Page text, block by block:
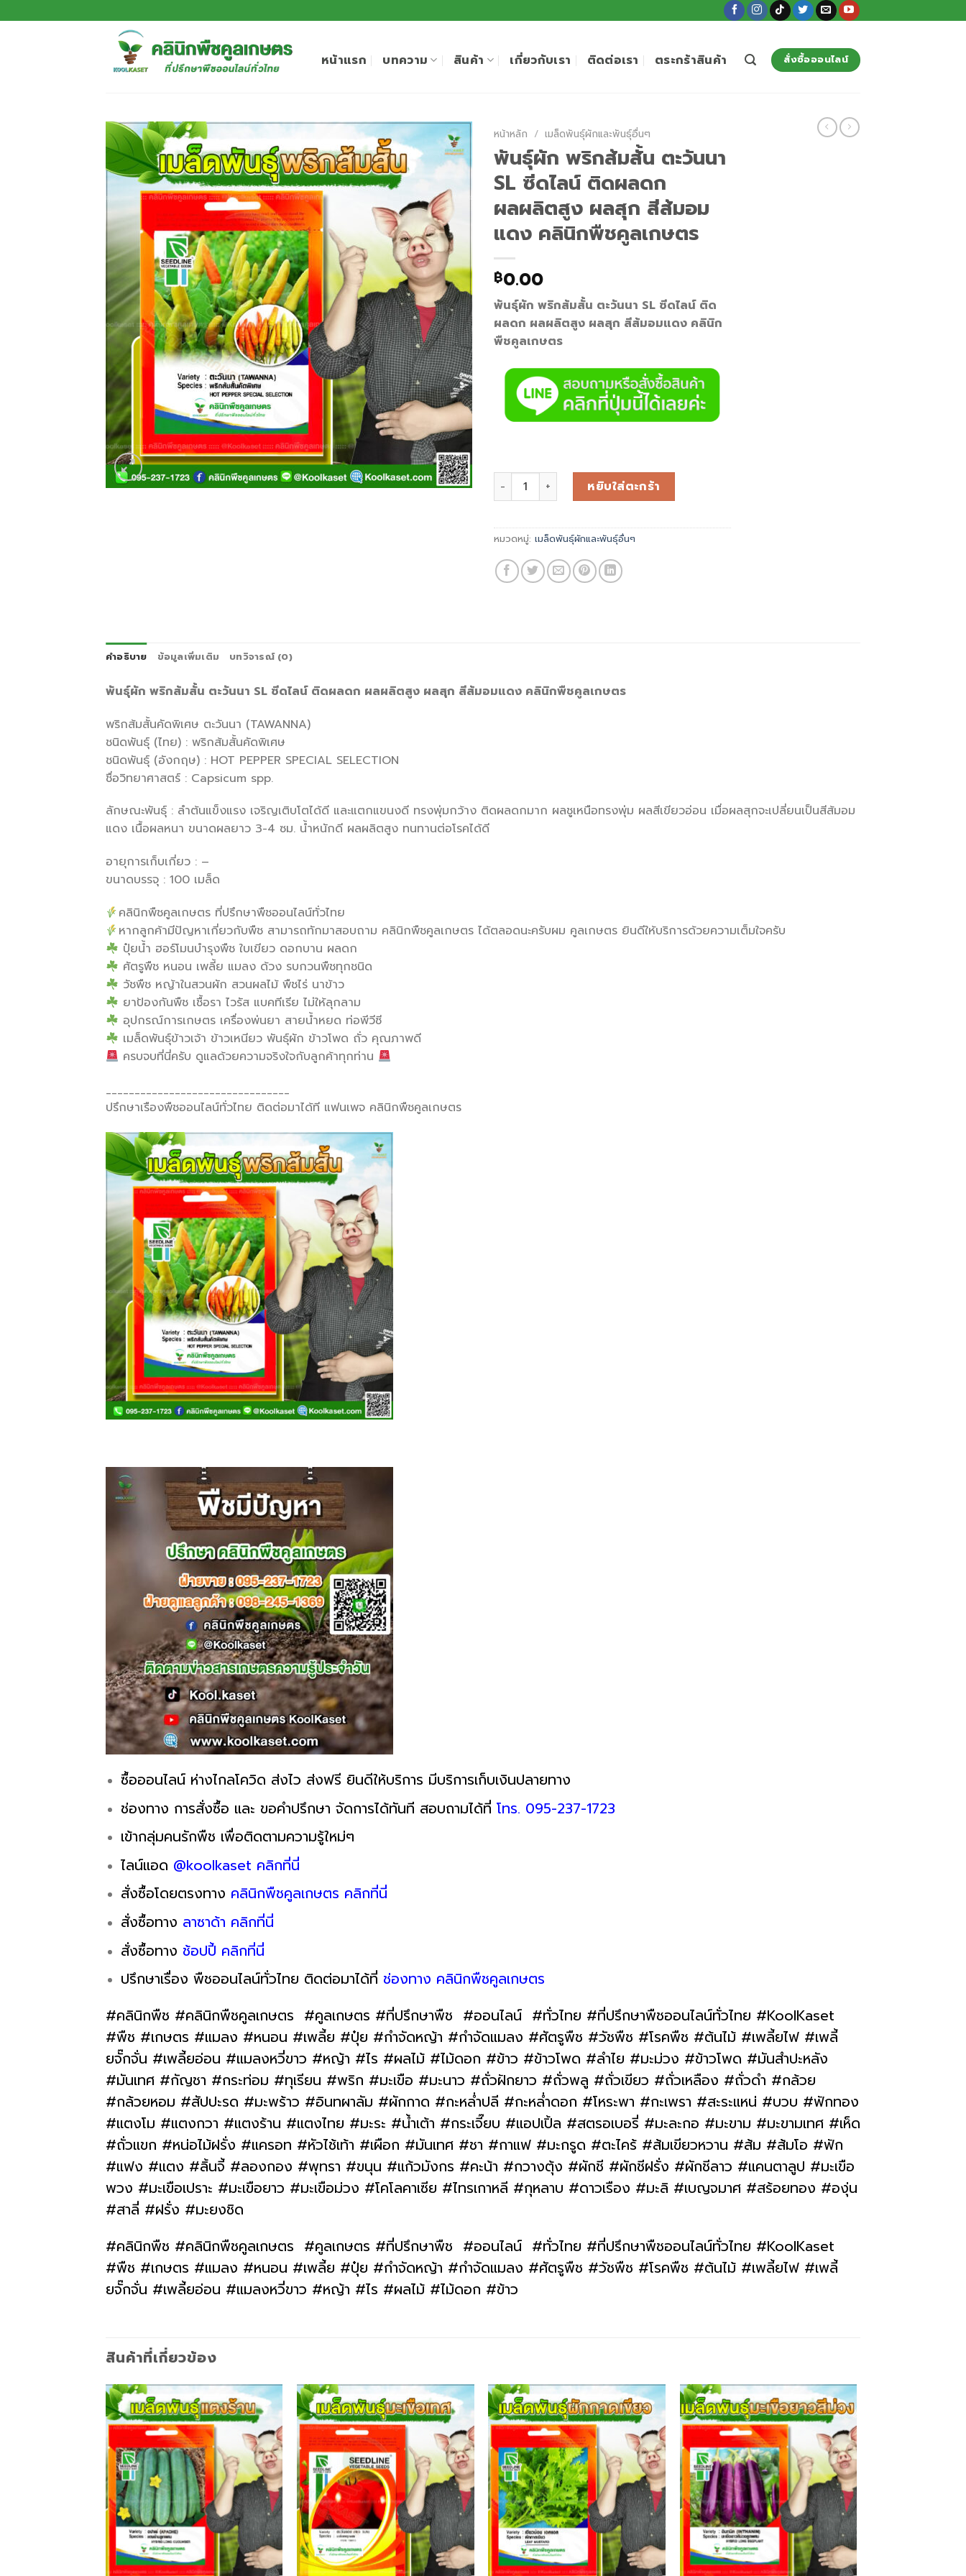
หน้าแรก บทความ สินค้า เกี่ยวกับเรา ติดต่อเรา ตระกร้าสินค้า สั่งซื้อออนไลน์
หน้าหลัก / เมล็ดพันธุ์ผักและพันธุ์อื่นๆ
พันธุ์ผัก พริกส้มสั้น ตะวันนา
SL ซีดไลน์ ติดผลดก
ผลผลิตสูง ผลสุก สีส้มอม
แดง คลินิกพืชคูลเกษตร
฿0.00
พันธุ์ผัก พริกส้มสั้น ตะวันนา SL ซีดไลน์ ติด
ผลดก ผลผลิตสูง ผลสุก สีส้มอมแดง คลินิก
พืชคูลเกษตร
หยิบใส่ตะกร้า
หมวดหมู่: เมล็ดพันธุ์ผักและพันธุ์อื่นๆ
คำอธิบาย ข้อมูลเพิ่มเติม บทวิจารณ์ (0)
พันธุ์ผัก พริกส้มสั้น ตะวันนา SL ซีดไลน์ ติดผลดก ผลผลิตสูง ผลสุก สีส้มอมแดง คลินิกพืชคูลเกษตร
พริกส้มสั้นคัดพิเศษ ตะวันนา (TAWANNA)
ชนิดพันธุ์ (ไทย) : พริกส้มสั้นคัดพิเศษ
ชนิดพันธุ์ (อังกฤษ) : HOT PEPPER SPECIAL SELECTION
ชื่อวิทยาศาสตร์ : Capsicum spp.
ลักษณะพันธุ์ : ลำต้นแข็งแรง เจริญเติบโตได้ดี และแตกแขนงดี ทรงพุ่มกว้าง ติดผลดกมาก ผลชูเหนือทรงพุ่ม ผลสีเขียวอ่อน เมื่อผลสุกจะเปลี่ยนเป็นสีส้มอม
แดง เนื้อผลหนา ขนาดผลยาว 3-4 ซม. น้ำหนักดี ผลผลิตสูง ทนทานต่อโรคได้ดี
อายุการเก็บเกี่ยว : –
ขนาดบรรจุ : 100 เมล็ด
คลินิกพืชคูลเกษตร ที่ปรึกษาพืชออนไลน์ทั่วไทย
หากลูกค้ามีปัญหาเกี่ยวกับพืช สามารถทักมาสอบถาม คลินิกพืชคูลเกษตร ได้ตลอดนะครับผม คูลเกษตร ยินดีให้บริการด้วยความเต็มใจครับ
ปุ๋ยน้ำ ฮอร์โมนบำรุงพืช ใบเขียว ดอกบาน ผลดก
ศัตรูพืช หนอน เพลี้ย แมลง ด้วง รบกวนพืชทุกชนิด
วัชพืช หญ้าในสวนผัก สวนผลไม้ พืชไร่ นาข้าว
ยาป้องกันพืช เชื้อรา ไวรัส แบคทีเรีย ไม่ให้ลุกลาม
อุปกรณ์การเกษตร เครื่องพ่นยา สายน้ำหยด ท่อพีวีซี
เมล็ดพันธุ์ข้าวเจ้า ข้าวเหนียว พันธุ์ผัก ข้าวโพด ถั่ว คุณภาพดี
ครบจบที่นี่ครับ ดูแลด้วยความจริงใจกับลูกค้าทุกท่าน
________________________________
ปรึกษาเรืองพืชออนไลน์ทั่วไทย ติดต่อมาได้ที แฟนเพจ คลินิกพืชคูลเกษตร
ซื้อออนไลน์ ห่างไกลโควิด ส่งไว ส่งฟรี ยินดีให้บริการ มีบริการเก็บเงินปลายทาง
ช่องทาง การสั่งซื้อ และ ขอคำปรึกษา จัดการได้ทันที สอบถามได้ที่ โทร. 095-237-1723
เข้ากลุ่มคนรักพืช เพื่อติดตามความรู้ใหม่ๆ
ไลน์แอด @koolkaset คลิกที่นี่
สั่งซื้อโดยตรงทาง คลินิกพืชคูลเกษตร คลิกที่นี่
สั่งซื้อทาง ลาซาด้า คลิกที่นี่
สั่งซื้อทาง ช้อปปี้ คลิกที่นี่
ปรึกษาเรื่อง พืชออนไลน์ทั่วไทย ติดต่อมาได้ที่ ช่องทาง คลินิกพืชคูลเกษตร
#คลินิกพืช #คลินิกพืชคูลเกษตร #คูลเกษตร #ที่ปรึกษาพืช #ออนไลน์ #ทั่วไทย #ที่ปรึกษาพืชออนไลน์ทั่วไทย #KoolKaset
#พืช #เกษตร #แมลง #หนอน #เพลี้ย #ปุ๋ย #กำจัดหญ้า #กำจัดแมลง #ศัตรูพืช #วัชพืช #โรคพืช #ต้นไม้ #เพลี้ยไฟ #เพลี้
ยจั๊กจั่น #เพลี้ยอ่อน #แมลงหวี่ขาว #หญ้า #ไร #ผลไม้ #ไม้ดอก #ข้าว #ข้าวโพด #ลำไย #มะม่วง #ข้าวโพด #มันสำปะหลัง
#มันเทศ #กัญชา #กระท่อม #ทุเรียน #พริก #มะเขือ #มะนาว #ถั่วฝักยาว #ถั่วพลู #ถั่วเขียว #ถั่วเหลือง #ถั่วดำ #กล้วย
#กล้วยหอม #สัปปะรด #มะพร้าว #อินทผาลัม #ผักกาด #กะหล่ำปลี #กะหล่ำดอก #โหระพา #กะเพรา #สะระแหน่ #บวบ #ฟักทอง
#แตงโม #แตงกวา #แตงร้าน #แตงไทย #มะระ #น้ำเต้า #กระเจี๊ยบ #แอปเปิ้ล #สตรอเบอรี่ #มะละกอ #มะขาม #มะขามเทศ #เห็ด
#ถั่วแขก #หน่อไม้ฝรั่ง #แครอท #หัวไช้เท้า #เผือก #มันเทศ #ชา #กาแฟ #มะกรูด #ตะไคร้ #ส้มเขียวหวาน #ส้ม #ส้มโอ #ฟัก
#แฟง #แตง #ลิ้นจี้ #ลองกอง #พุทรา #ขนุน #แก้วมังกร #คะน้า #กวางตุ้ง #ผักชี #ผักชีฝรั่ง #ผักชีลาว #แคนตาลูป #มะเขือ
พวง #มะเขือเปราะ #มะเขือยาว #มะเขือม่วง #โคโลคาเซีย #ไทรเกาหลี #กุหลาบ #ดาวเรือง #มะลิ #เบญจมาศ #สร้อยทอง #องุ่น
#สาลี่ #ฝรั่ง #มะยงชิด
#คลินิกพืช #คลินิกพืชคูลเกษตร #คูลเกษตร #ที่ปรึกษาพืช #ออนไลน์ #ทั่วไทย #ที่ปรึกษาพืชออนไลน์ทั่วไทย #KoolKaset
#พืช #เกษตร #แมลง #หนอน #เพลี้ย #ปุ๋ย #กำจัดหญ้า #กำจัดแมลง #ศัตรูพืช #วัชพืช #โรคพืช #ต้นไม้ #เพลี้ยไฟ #เพลี้
ยจั๊กจั่น #เพลี้ยอ่อน #แมลงหวี่ขาว #หญ้า #ไร #ผลไม้ #ไม้ดอก #ข้าว
สินค้าที่เกี่ยวข้อง